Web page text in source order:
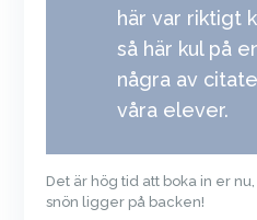
här var riktigt
så här kul på
några av
våra elever.
Det är hög tid att boka in er
snön ligger på backen!